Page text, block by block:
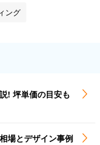
ング
! 坪単価の目安も
場とデザイン事例